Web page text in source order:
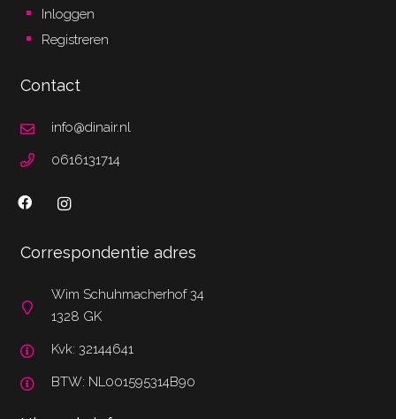
Inloggen
Registreren
Contact
info@dinair.nl
0616131714
Correspondentie adres
Wim Schuhmacherhof 34
1328 GK
Kvk: 32144641
BTW: NL001595314B90